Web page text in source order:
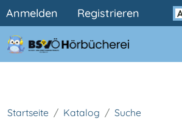
Direkt
Benutzermenü
Anmelden Registrieren
Startseite Katalog Suche